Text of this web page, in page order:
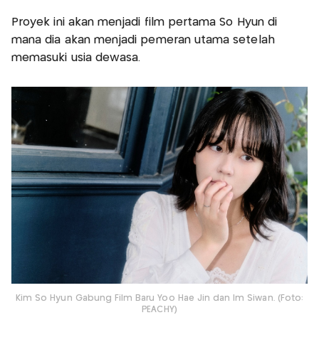
Proyek ini akan menjadi film pertama So Hyun di
mana dia akan menjadi pemeran utama setelah
memasuki usia dewasa.
Kim So Hyun Gabung Film Baru Yoo Hae Jin dan Im Siwan. (Foto:
PEACHY)